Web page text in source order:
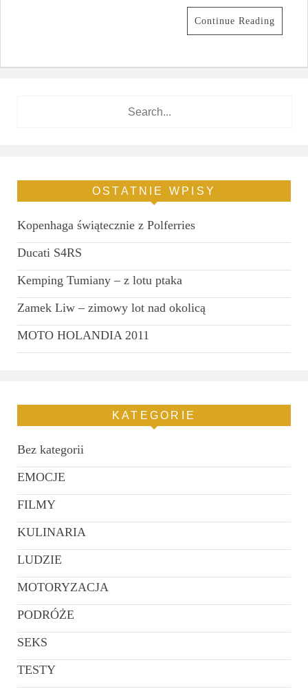
Continue Reading
OSTATNIE WPISY
Kopenhaga świątecznie z Polferries
Ducati S4RS
Kemping Tumiany – z lotu ptaka
Zamek Liw – zimowy lot nad okolicą
MOTO HOLANDIA 2011
KATEGORIE
Bez kategorii
EMOCJE
FILMY
KULINARIA
LUDZIE
MOTORYZACJA
PODRÓŻE
SEKS
TESTY